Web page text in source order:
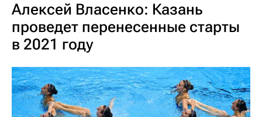
Алексей Власенко: Казань
проведет перенесенные старты
в 2021 году